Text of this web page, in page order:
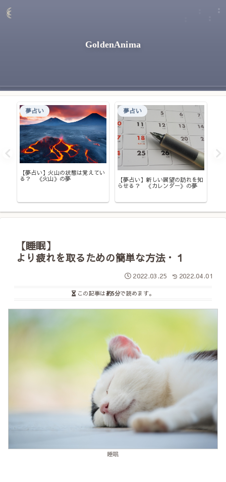
GoldenAnima
夢占い
【夢占い】火山の状態は覚えてい
る？ 《火山》の夢
夢占い
【夢占い】新しい展望の訪れを知
らせる？ 《カレンダー》の夢
【睡眠】
より疲れを取るための簡単な方法・１
2022.03.25 2022.04.01
この記事は約5分で読めます。
睡眠